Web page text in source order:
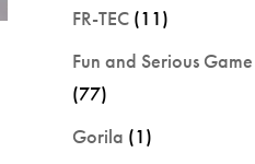
FR-TEC (11)
Fun and Serious
(77)
Gorila (1)